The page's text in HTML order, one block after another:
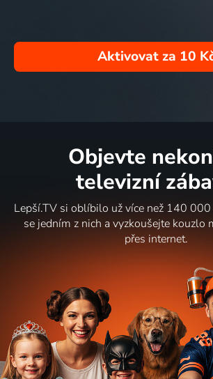
Aktivovat za 10
Objevte
televizní
Lepší.TV si oblíbilo už více než 140 000
se jedním z nich a vyzkoušejte kouzlo
přes internet.